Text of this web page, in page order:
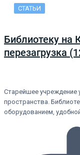
СТАТЬИ
Библиотеку на
перезагрузка
Старейшее учреждение
пространства.
оборудованием,